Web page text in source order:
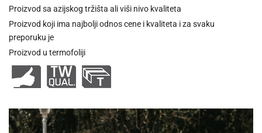
Proizvod sa azijskog tržišta ali viši nivo kvaliteta
Proizvod koji ima najbolji odnos cene i kvaliteta i za svaku
preporuku je
Proizvod u termofoliji